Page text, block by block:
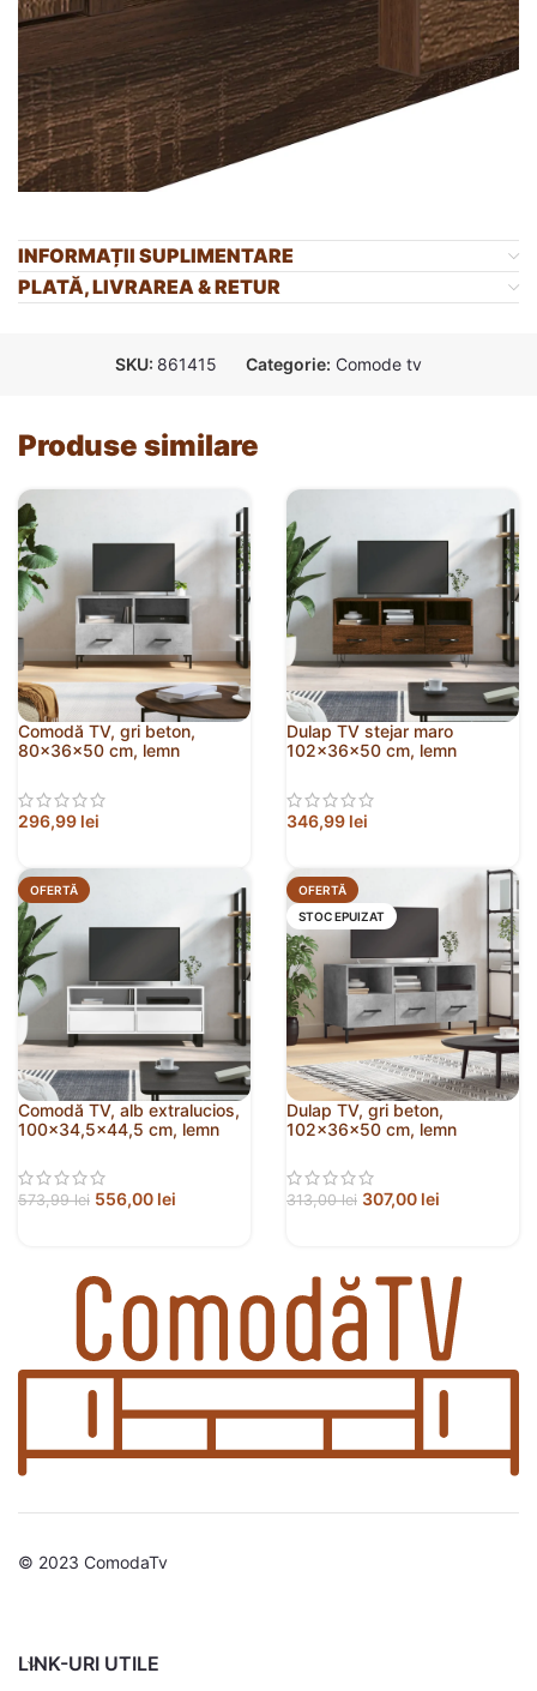
INFORMAȚII SUPLIMENTARE
PLATĂ, LIVRAREA & RETUR
SKU: 861415 Categorie: Comode tv
Produse similare
Comodă TV, gri beton,
80x36x50 cm, lemn
296,99 lei
Dulap TV stejar maro
102x36x50 cm, lemn
346,99 lei
OFERTĂ
Comodă TV, alb extralucios,
100×34,5×44,5 cm, lemn
573,99lei 556,00 lei
OFERTĂ
STOC EPUIZAT
Dulap TV, gri beton,
102x36x50 cm, lemn
313,00lei 307,00 lei
© 2023 ComodaTv
LINK-URI UTILE